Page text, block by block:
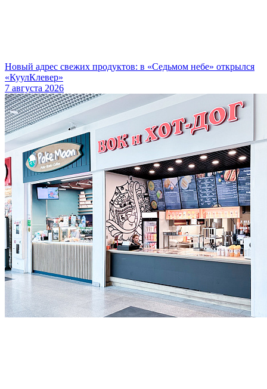
Новый адрес свежих продуктов: в «Седьмом небе» открылся
«КуулКлевер»
7 августа 2026